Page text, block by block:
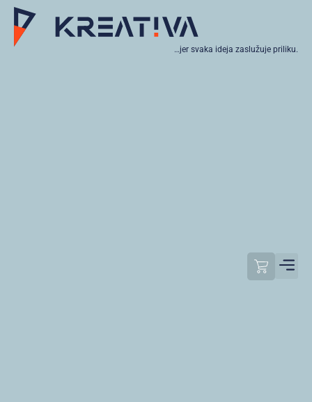
…jer svaka ideja zaslužuje priliku.